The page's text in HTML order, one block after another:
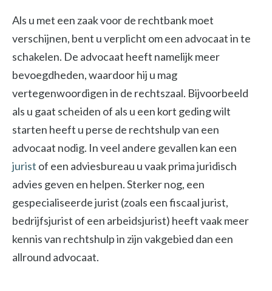
Als u met een zaak voor de rechtbank moet
verschijnen, bent u verplicht om een advocaat in te
schakelen. De advocaat heeft namelijk meer
bevoegdheden, waardoor hij u mag
vertegenwoordigen in de rechtszaal. Bijvoorbeeld
als u gaat scheiden of als u een kort geding wilt
starten heeft u perse de rechtshulp van een
advocaat nodig. In veel andere gevallen kan een
jurist of een adviesbureau u vaak prima juridisch
advies geven en helpen. Sterker nog, een
gespecialiseerde jurist (zoals een fiscaal jurist,
bedrijfsjurist of een arbeidsjurist) heeft vaak meer
kennis van rechtshulp in zijn vakgebied dan een
allround advocaat.